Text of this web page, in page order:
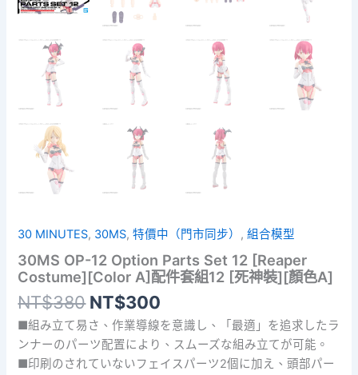
30 MINUTES, 30MS,特價中（門市同步） ,組合模型
30MS OP-12 Option Parts Set 12 [Reaper
Costume][Color A]配件套組12 [死神裝][顏色A]
NT$380 原
始
價
格：
NT$300
前
價
格：
■組み立て易さ、作業導線を意識し、「最適」を追求したラ
ンナーのパーツ配置により、スムーズな組み立てが可能。
■印刷のされていないフェイスパーツ2個に加え、頭部パー